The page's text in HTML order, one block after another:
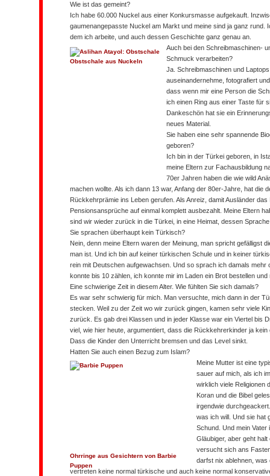
Wie ist das gemeint?
Ich habe 60.000 Nuckel aus einer Konkursmasse aufgekauft.
gaumenangepasste Nuckel am Markt und meine sind ja ganz rund.
dem ich arbeite, und auch dessen Geschichte ganz genau an.
Obstschale aus Nuckeln
Auch bei den Schreibmaschinen-
Schmuck verarbeiten?
Ja. Schreibmaschinen und
auseinandernehme, fotografiert
dass wenn mir eine Person die
ich einen Ring aus einer Taste für
Dankeschön hat sie ein
neues Material.
Sie haben eine sehr spannende
geboren?
Ich bin in der Türkei geboren, in
meine Eltern zur Fachausbildung
70er Jahren haben die wie wild
machen wollte. Als ich dann 13 war, Anfang der 80er-Jahre, hat die
Rückkehrprämie ins Leben gerufen. Als Anreiz, damit Ausländer
Pensionsansprüche auf einmal komplett ausbezahlt. Meine Eltern
sind wir wieder zurück in die Türkei, in eine Heimat, dessen
Sie sprachen überhaupt kein Türkisch?
Nein, denn meine Eltern waren der Meinung, man spricht gefälligst
man ist. Und ich bin auf keiner türkischen Schule und in keiner
rein mit Deutschen aufgewachsen. Und so sprach ich damals
konnte bis 10 zählen, ich konnte mir im Laden ein Brot bestellen
Eine schwierige Zeit in diesem Alter. Wie fühlten Sie sich damals?
Es war sehr schwierig für mich. Man versuchte, mich dann in der
stecken. Weil zu der Zeit wo wir zurück gingen, kamen sehr viele
zurück. Es gab drei Klassen und in jeder Klasse war ein Viertel bis
viel, wie hier heute, argumentiert, dass die Rückkehrerkinder ja
Dass die Kinder den Unterricht bremsen und das Level sinkt.
Hatten Sie auch einen Bezug zum Islam?
Ohrringe aus Gesichtern von Barbie
Puppen
Meine Mutter ist eine
sauer auf mich, als ich
wirklich viele Religionen
Koran und die Bibel
irgendwie
was ich will. Und sie hat
Schund. Und mein
Gläubiger, aber geht
versucht sich ans
darfst nix ablehnen, was
vertreten keine normal türkische und auch keine normal